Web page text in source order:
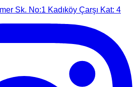
Sk. No:1 Kadıköy Çarşı Kat: 4